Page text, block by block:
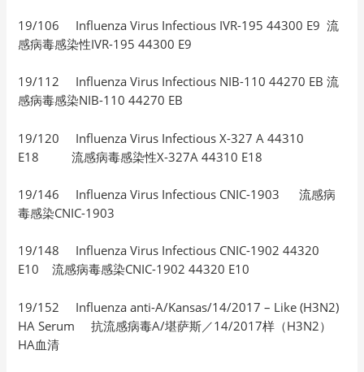
19/106 Influenza Virus Infectious IVR-195 44300 E9 流
感病毒感染性IVR-195 44300 E9
19/112 Influenza Virus Infectious NIB-110 44270 EB 流
感病毒感染NIB-110 44270 EB
19/120 Influenza Virus Infectious X-327 A 44310
E18 流感病毒感染性X-327A 44310 E18
19/146 Influenza Virus Infectious CNIC-1903 流感病
毒感染CNIC-1903
19/148 Influenza Virus Infectious CNIC-1902 44320
E10 流感病毒感染CNIC-1902 44320 E10
19/152 Influenza anti-A/Kansas/14/2017 – Like (H3N2)
HA Serum 抗流感病毒A/堪萨斯／14/2017样（H3N2）
HA血清